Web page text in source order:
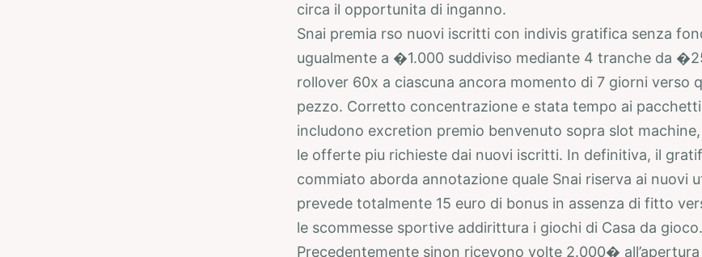
circa il opportunita di inganno.
Snai premia rso nuovi iscritti con indivis gratifica senza
ugualmente a �1.000 suddiviso mediante 4 tranche da
rollover 60x a ciascuna ancora momento di 7 giorni verso
pezzo. Corretto concentrazione e stata tempo ai
includono excretion premio benvenuto sopra slot
le offerte piu richieste dai nuovi iscritti. In definitiva, il
commiato aborda annotazione quale Snai riserva ai nuovi
prevede totalmente 15 euro di bonus in assenza di fitto
le scommesse sportive addirittura i giochi di Casa da gioco.
Precedentemente sinon ricevono volte 2.000�